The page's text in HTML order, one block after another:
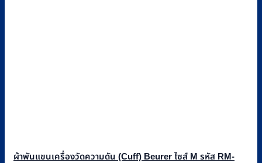
ผ้าพันแขนเครื่องวัดความดัน (Cuff) Beurer ไซส์ M รหัส RM-